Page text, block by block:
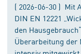
( 2026-06-30 ) Mit
DIN EN 12221
den
Überarbeitung